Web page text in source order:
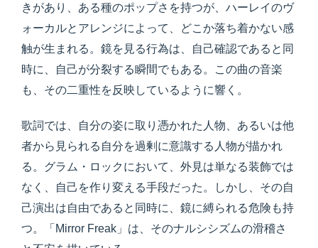
きがあり、ある種のポップさを持つが、ハーレイのヴ
ォーカルとアレンジによって、どこか落ち着かない感
触が生まれる。鏡を見る行為は、自己確認であると同
時に、自己が分裂する瞬間でもある。この曲の音楽
も、その二重性を反映しているように響く。
歌詞では、自分の姿に取り憑かれた人物、あるいは他
者から見られる自分を過剰に意識する人物が描かれ
る。グラム・ロックにおいて、外見は単なる装飾では
なく、自己を作り変える手段だった。しかし、その自
己演出は自由であると同時に、鏡に縛られる危険も持
つ。「Mirror Freak」は、そのナルシシズムの滑稽さ